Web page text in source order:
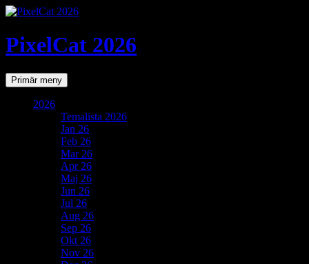
PixelCat 2026
SökPrimär meny Gå
till
2026
Temalista 2026
Jan 26
Feb 26
Mar 26
Apr 26
Maj 26
Jun 26
Jul 26
Aug 26
Sep 26
Okt 26
Nov 26